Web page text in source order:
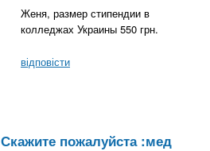
Женя, размер стипендии в
колледжах Украины 550 грн.
відповісти
Скажите пожалуйста :мед